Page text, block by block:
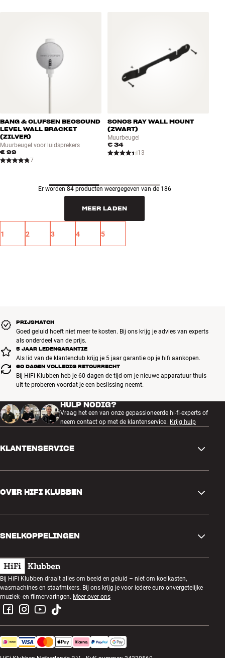
BANG & OLUFSEN BEOSOUND
LEVEL WALL BRACKET
(ZILVER)
Muurbeugel voor luidsprekers
€ 99
7
SONOS RAY WALL MOUNT
(ZWART)
Muurbeugel
€ 34
13
Er worden 84 producten weergegeven van de 186
MEER LADEN
1 2 3 4 5
PRIJSMATCH
Goed geluid hoeft niet meer te kosten. Bij ons krijg je advies van experts
als onderdeel van de prijs.
5 JAAR LEDENGARANTIE
Als lid van de klantenclub krijg je 5 jaar garantie op je hifi aankopen.
60 DAGEN VOLLEDIG RETOURRECHT
Bij HiFi Klubben heb je 60 dagen de tijd om je nieuwe apparatuur thuis
uit te proberen voordat je een beslissing neemt.
HULP NODIG?
Vraag het een van onze gepassioneerde hi-fi-experts of
neem contact op met de klantenservice. Krijg hulp
KLANTENSERVICE
Ruilen en retourneren
Bestelling herroepen
Algemene voorwaarden
Privacybeleid
OVER HIFI KLUBBEN
Klantenclub
Luisteravond
Prijsvragen
Werken bij HiFi Klubben
SNELKOPPELINGEN
Cadeaubonnen
Bouwen met geluid
Montage en installatie
Apparaten recyclen
Bij HiFi Klubben draait alles om beeld en geluid – niet om koelkasten,
wasmachines en staafmixers. Bij ons krijg je voor iedere euro onvergetelijke
muziek- en filmervaringen. Meer over ons